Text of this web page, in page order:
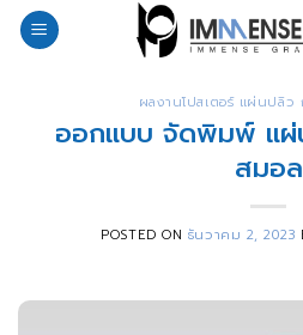
Skip
ผลงานโปสเตอร์ แผ่นปลิว
ออกแบบ จัดพิมพ์ แผ่
สมอล
POSTED ON ธันวาคม 2, 2023